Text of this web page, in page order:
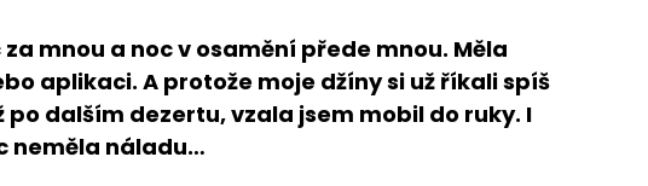
mnou a noc v osamění přede mnou. Měla
aplikaci. A protože moje džíny si už říkali spíš
dalším dezertu, vzala jsem mobil do ruky. I
neměla náladu…